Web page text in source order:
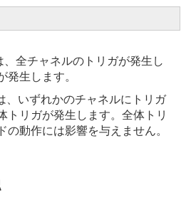
全チャネルのトリガが発生し
発生します。
、いずれかのチャネルにトリガ
トリガが発生します。全体トリ
の動作には影響を与えません。